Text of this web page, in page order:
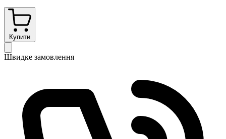
Купити
Швидке замовлення